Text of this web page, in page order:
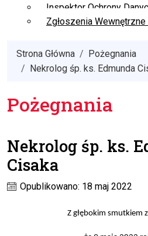
Inspektor Ochrony
Zgłoszenia
Strona Główna
Pożegnania
Nekrolog śp. ks. Edmunda
Pożegnania
Nekrolog śp. ks.
Cisaka
Opublikowano: 18 maj 2022
Z głębokim smutkiem